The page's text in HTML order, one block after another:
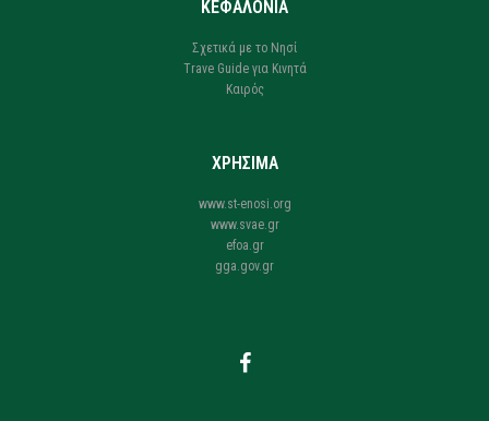
ΚΕΦΑΛΟΝΙΑ
Σχετικά με το Νησί
Trave Guide για Κινητά
Καιρός
ΧΡΗΣΙΜΑ
www.st-enosi.org
www.svae.gr
efoa.gr
gga.gov.gr